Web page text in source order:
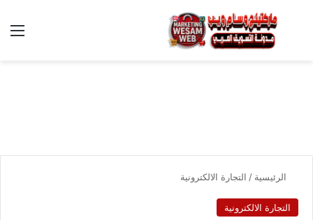
بحث عن
الرئيسية / التجارة الالكترونية
التجارة الالكترونية